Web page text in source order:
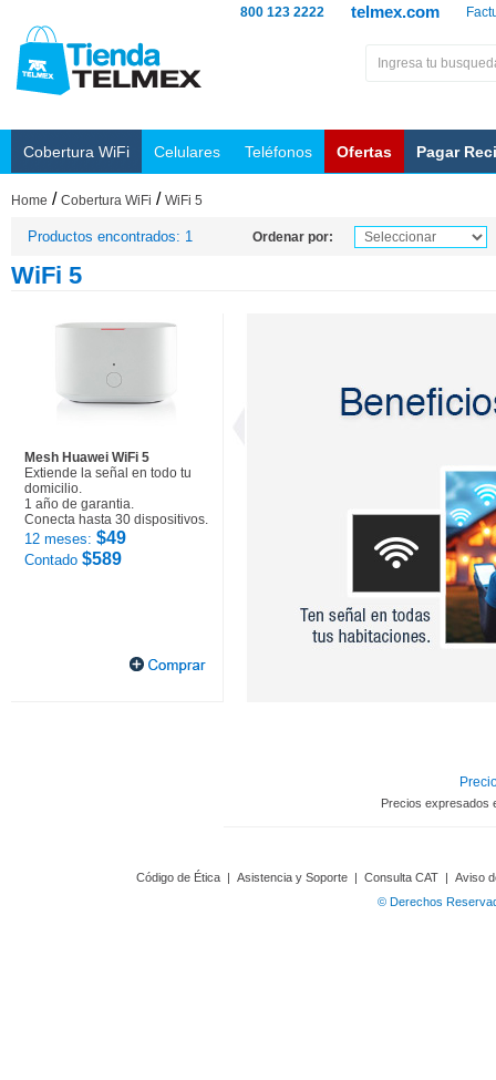
telmex.com
800 123 2222
Cobertura WiFi Celulares Teléfonos Ofertas Pagar
Home / Cobertura WiFi / WiFi 5
Productos encontrados: 1 Ordenar por:
WiFi 5
Mesh Huawei WiFi 5
Extiende la señal en todo tu
domicilio.
1 año de garantia.
Conecta hasta 30 dispositivos.
12 meses: $49
Contado $589
Precios expresados
Código de Ética | Asistencia y Soporte | Consulta CAT | Aviso
© Derechos